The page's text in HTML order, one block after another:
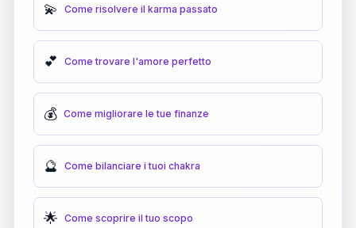
💫 Come risolvere il karma passato
💕 Come trovare l'amore perfetto
💰 Come migliorare le tue finanze
🔮 Come bilanciare i tuoi chakra
🌟 Come scoprire il tuo scopo